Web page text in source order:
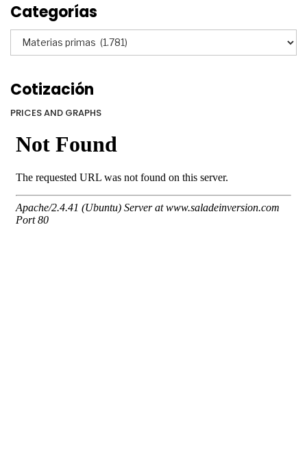
Categorías
Categorías
Cotización
PRICES AND GRAPHS